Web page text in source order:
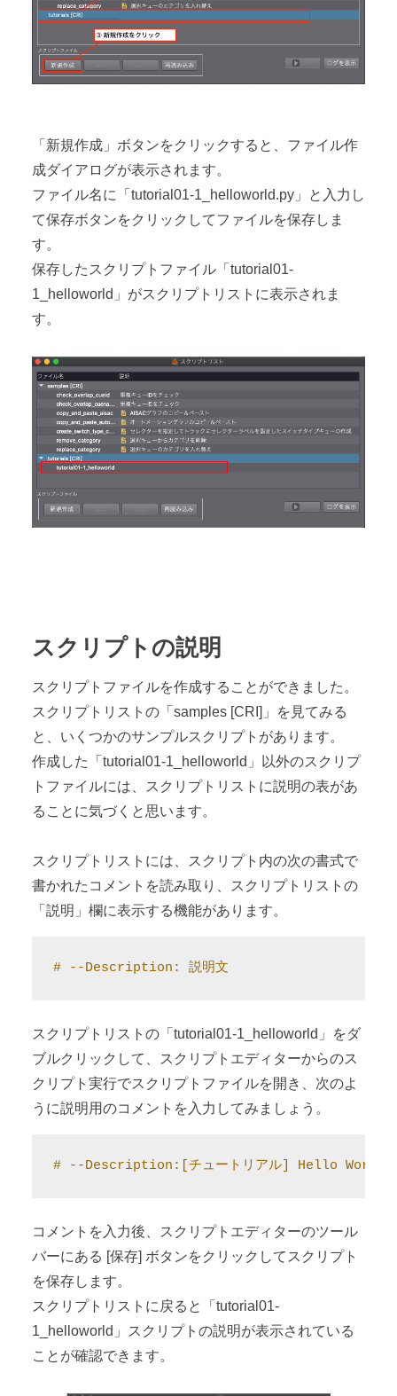
「新規作成」ボタンをクリックすると、ファイル作
成ダイアログが表示されます。
ファイル名に「tutorial01-1_helloworld.py」と入力し
て保存ボタンをクリックしてファイルを保存しま
す。
保存したスクリプトファイル「tutorial01-
1_helloworld」がスクリプトリストに表示されま
す。
スクリプトの説明
スクリプトファイルを作成することができました。
スクリプトリストの「samples [CRI]」を見てみる
と、いくつかのサンプルスクリプトがあります。
作成した「tutorial01-1_helloworld」以外のスクリプ
トファイルには、スクリプトリストに説明の表があ
ることに気づくと思います。
スクリプトリストには、スクリプト内の次の書式で
書かれたコメントを読み取り、スクリプトリストの
「説明」欄に表示する機能があります。
# --Description: 説明文
スクリプトリストの「tutorial01-1_helloworld」をダ
ブルクリックして、スクリプトエディターからのス
クリプト実行でスクリプトファイルを開き、次のよ
うに説明用のコメントを入力してみましょう。
# --Description:[チュートリアル] Hello Worldを
コメントを入力後、スクリプトエディターのツール
バーにある [保存] ボタンをクリックしてスクリプト
を保存します。
スクリプトリストに戻ると「tutorial01-
1_helloworld」スクリプトの説明が表示されている
ことが確認できます。